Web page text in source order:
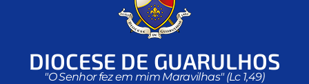
DIOCESE DE GUARULHOS
"O Senhor fez em mim Maravilhas" (Lc 1,49)